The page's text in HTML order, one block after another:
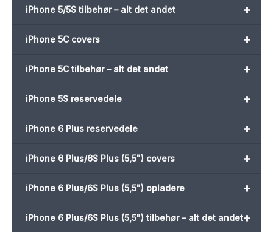
+
iPhone 5/5S tilbehør – alt det andet
+
iPhone 5C covers
+
iPhone 5C tilbehør – alt det andet
+
iPhone 5S reservedele
+
iPhone 6 Plus reservedele
+
iPhone 6 Plus/6S Plus (5,5") covers
+
iPhone 6 Plus/6S Plus (5,5") opladere
+
iPhone 6 Plus/6S Plus (5,5") tilbehør – alt det andet